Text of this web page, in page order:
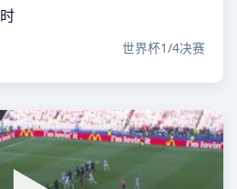
世界杯1/4决赛